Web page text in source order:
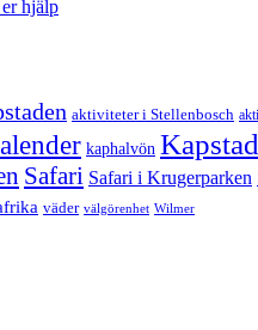
hjälp
aktiviteter i Stellenbosch
kaphalvön
Safari Safari i Krugerparken
väder välgörenhet Wilmer